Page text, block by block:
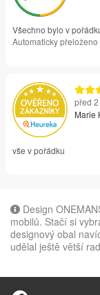
Všechno bylo v
Automaticky
před
Marie
vše v pořádku
Design
mobilů. Stačí si
designový obal
udělal ještě větší